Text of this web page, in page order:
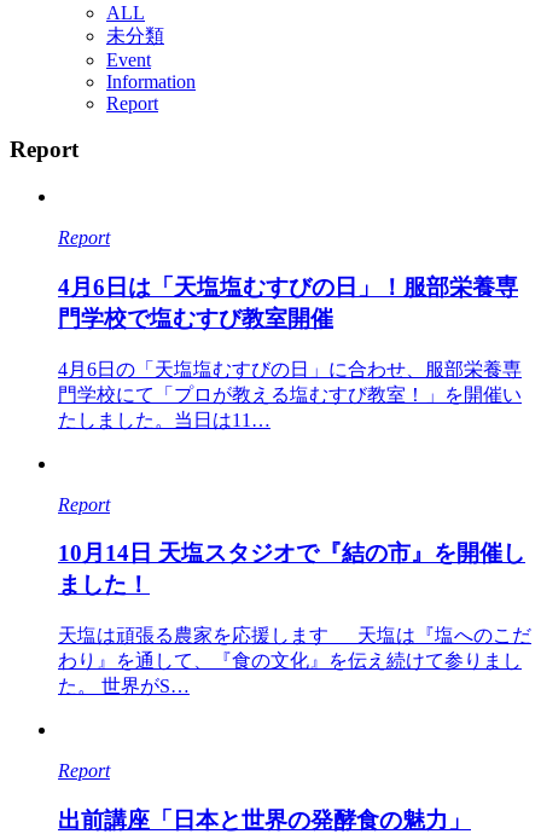
ALL
未分類
Event
Information
Report
Report
Report
4月6日は「天塩塩むすびの日」！服部栄養専
門学校で塩むすび教室開催
4月6日の「天塩塩むすびの日」に合わせ、服部栄養専
門学校にて「プロが教える塩むすび教室！」を開催い
たしました。当日は11…
Report
10月14日 天塩スタジオで『結の市』を開催し
ました！
天塩は頑張る農家を応援します 天塩は『塩へのこだ
わり』を通して、『食の文化』を伝え続けて参りまし
た。 世界がS…
Report
出前講座「日本と世界の発酵食の魅力」